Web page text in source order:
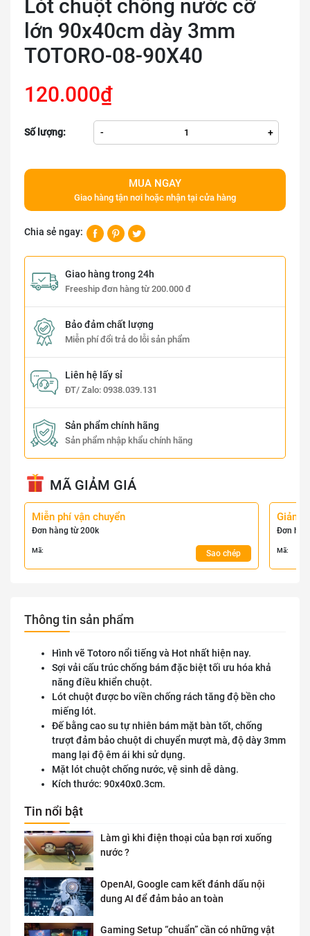
Lót chuột chống nước cỡ
lớn 90x40cm dày 3mm
TOTORO-08-90X40
120.000₫
Số lượng: - +
MUA NGAY
Giao hàng tận nơi hoặc nhận tại cửa hàng
Chia sẻ ngay:
Giao hàng trong 24h
Freeship đơn hàng từ 200.000 đ
Bảo đảm chất lượng
Miễn phí đổi trả do lỗi sản phẩm
Liên hệ lấy sỉ
ĐT/ Zalo: 0938.039.131
Sản phẩm chính hãng
Sản phẩm nhập khẩu chính hãng
MÃ GIẢM GIÁ
Miễn phí vận chuyển
Đơn hàng từ 200k
Mã: Sao chép
Giảm
Đơn
Mã:
Thông tin sản phẩm
Hình vẽ Totoro nổi tiếng và Hot nhất hiện nay.
Sợi vải cấu trúc chống bám đặc biệt tối ưu hóa khả
năng điều khiển chuột.
Lót chuột được bo viền chống rách tăng độ bền cho
miếng lót.
Đế bằng cao su tự nhiên bám mặt bàn tốt, chống
trượt đảm bảo chuột di chuyển mượt mà, độ dày 3mm
mang lại độ êm ái khi sử dụng.
Mặt lót chuột chống nước, vệ sinh dễ dàng.
Kích thước: 90x40x0.3cm.
Tin nổi bật
Làm gì khi điện thoại của bạn rơi xuống
nước ?
OpenAI, Google cam kết đánh dấu nội
dung AI để đảm bảo an toàn
Gaming Setup “chuẩn” cần có những vật